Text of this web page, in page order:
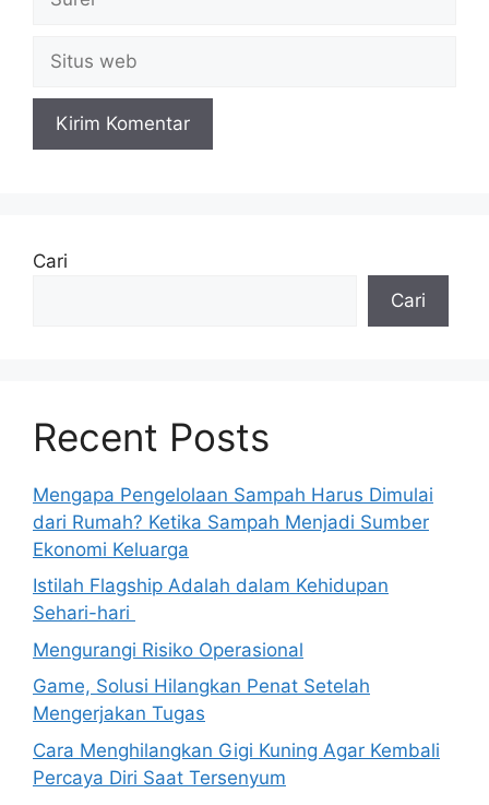
web
Cari
Cari
Recent Posts
Mengapa Pengelolaan Sampah Harus Dimulai
dari Rumah? Ketika Sampah Menjadi Sumber
Ekonomi Keluarga
Istilah Flagship Adalah dalam Kehidupan
Sehari-hari
Mengurangi Risiko Operasional
Game, Solusi Hilangkan Penat Setelah
Mengerjakan Tugas
Cara Menghilangkan Gigi Kuning Agar Kembali
Percaya Diri Saat Tersenyum